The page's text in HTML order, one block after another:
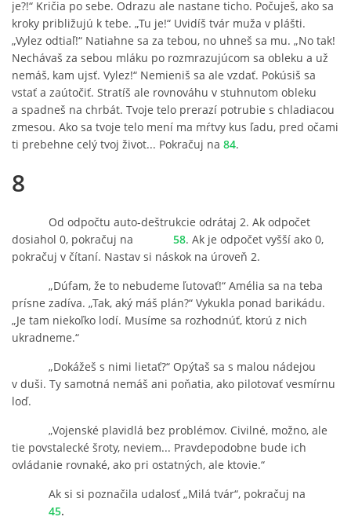
je?!“ Kričia po sebe. Odrazu ale nastane ticho. Počuješ, ako sa
kroky približujú k tebe. „Tu je!“ Uvidíš tvár muža v plášti.
„Vylez odtiaľ!“ Natiahne sa za tebou, no uhneš sa mu. „No tak!
Nechávaš za sebou mláku po rozmrazujúcom sa obleku a už
nemáš, kam ujsť. Vylez!“ Nemieniš sa ale vzdať. Pokúsiš sa
vstať a zaútočiť. Stratíš ale rovnováhu v stuhnutom obleku
a spadneš na chrbát. Tvoje telo prerazí potrubie s chladiacou
zmesou. Ako sa tvoje telo mení ma mŕtvy kus ľadu, pred očami
ti prebehne celý tvoj život... Pokračuj na 84.
8
Od odpočtu auto-deštrukcie odrátaj 2. Ak odpočet
dosiahol 0, pokračuj na
58. Ak je odpočet vyšší ako 0,
pokračuj v čítaní. Nastav si náskok na úroveň 2.
„Dúfam, že to nebudeme ľutovať!“ Amélia sa na teba
prísne zadíva. „Tak, aký máš plán?“ Vykukla ponad barikádu.
„Je tam niekoľko lodí. Musíme sa rozhodnúť, ktorú z nich
ukradneme.“
„Dokážeš s nimi lietať?“ Opýtaš sa s malou nádejou
v duši. Ty samotná nemáš ani poňatia, ako pilotovať vesmírnu
loď.
„Vojenské plavidlá bez problémov. Civilné, možno, ale
tie povstalecké šroty, neviem... Pravdepodobne bude ich
ovládanie rovnaké, ako pri ostatných, ale ktovie.“
Ak si si poznačila udalosť „Milá tvár“, pokračuj na
45.